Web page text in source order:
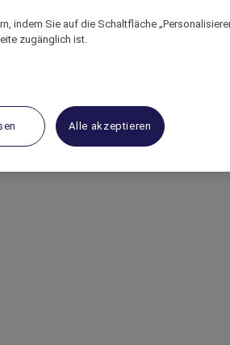
indem Sie auf die Schaltfläche
zugänglich ist.
Alle akzeptieren